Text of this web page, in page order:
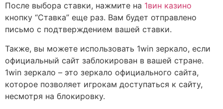
После выбора ставки, нажмите на 1вин казино
кнопку “Ставка” еще раз. Вам будет отправлено
письмо с подтверждением вашей ставки.
Также, вы можете использовать 1win зеркало, если
официальный сайт заблокирован в вашей стране.
1win зеркало – это зеркало официального сайта,
которое позволяет игрокам доступаться к сайту,
несмотря на блокировку.